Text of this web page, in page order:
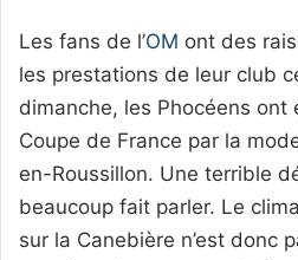
Les fans de l’OM ont des
les prestations de leur club
dimanche, les Phocéens ont
Coupe de France par la
en-Roussillon. Une terrible
beaucoup fait parler. Le
sur la Canebière n’est donc